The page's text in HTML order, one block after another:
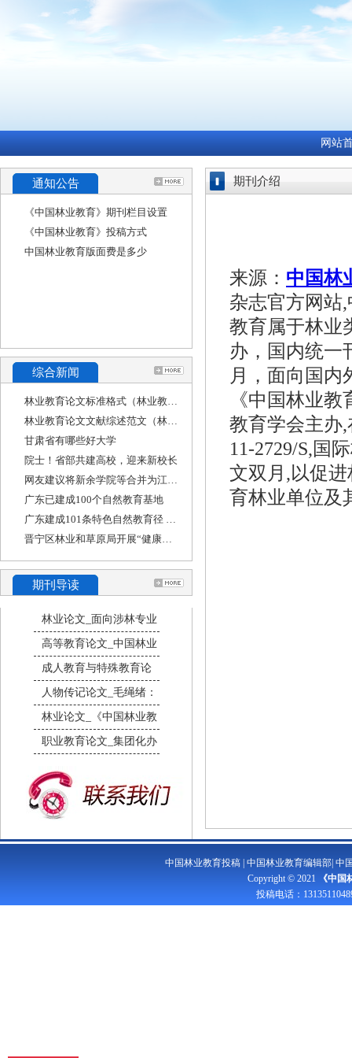
网站
通知公告
《中国林业教育》期刊栏目设置
《中国林业教育》投稿方式
中国林业教育版面费是多少
综合新闻
林业教育论文标准格式（林业教育论文标准格式
林业教育论文文献综述范文（林学专业毕业论文
甘肃省有哪些好大学
院士！省部共建高校，迎来新校长
网友建议将新余学院等合并为江西工业大学，江
广东已建成100个自然教育基地
广东建成101条特色自然教育径 其中八成免费开放
晋宁区林业和草原局开展“健康人生 绿色无毒”
期刊导读
林业论文_面向涉林专业
高等教育论文_中国林业
成人教育与特殊教育论
人物传记论文_毛绳绪：
林业论文_《中国林业教
职业教育论文_集团化办
期刊介绍
来源： 中国林
杂志官方网站
教育属于林业
办，国内统一
月，面向国内
《中国林业
教育学会主办
11-2729/S,国
文双月,以促
育林业单位及
中国林业教育投稿 中国林业教育编辑部 中
Copyright © 2021
《中国
投稿电话：